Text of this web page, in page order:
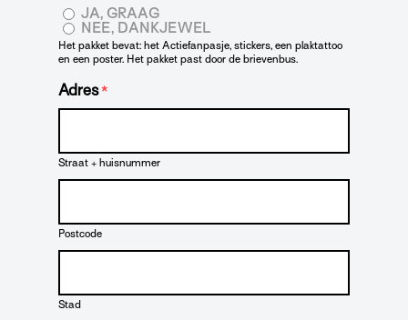
JA, GRAAG
NEE, DANKJEWEL
Het pakket bevat: het Actiefanpasje, stickers, een plaktattoo
en een poster. Het pakket past door de brievenbus.
Adres *
Straat + huisnummer
Postcode
Stad